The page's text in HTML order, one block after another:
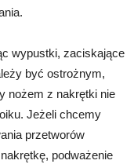
wypustki, zaciskające
być ostrożnym,
nożem z nakrętki nie
Jeżeli chcemy
przetworów
podważenie